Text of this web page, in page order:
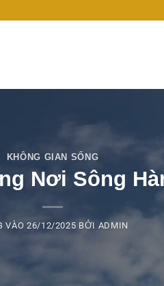
KHÔNG GIAN SỐNG
Nơi Sông
VÀO 26/12/2025 BỞI ADMIN